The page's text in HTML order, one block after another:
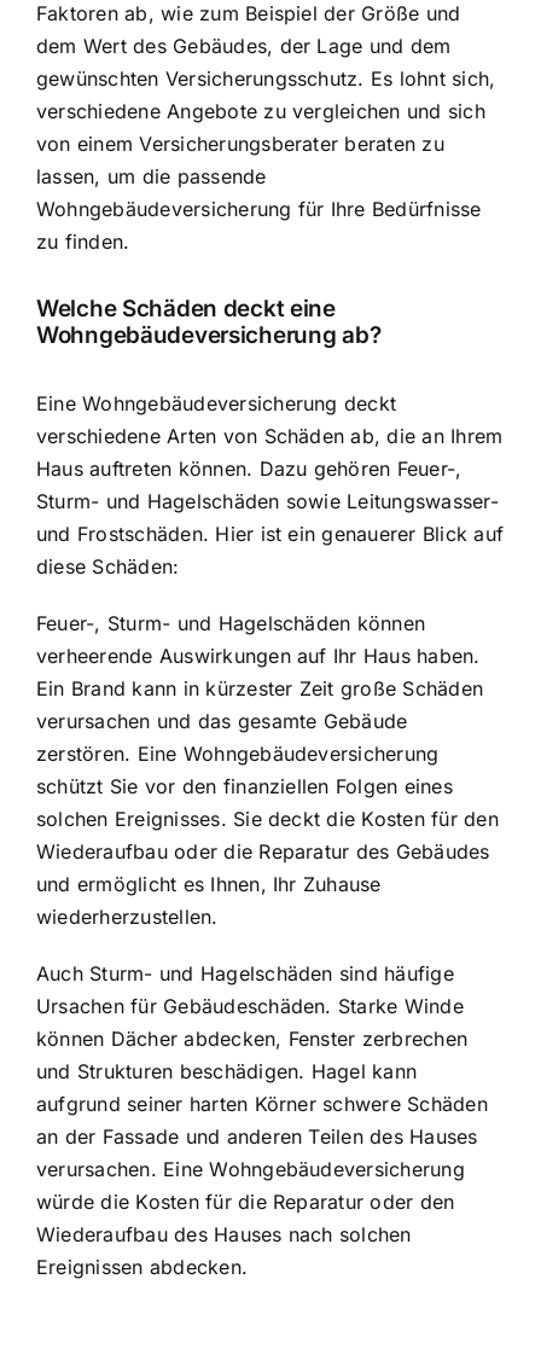
Faktoren ab, wie zum Beispiel der Größe und
dem Wert des Gebäudes, der Lage und dem
gewünschten Versicherungsschutz. Es lohnt sich,
verschiedene Angebote zu vergleichen und sich
von einem Versicherungsberater beraten zu
lassen, um die passende
Wohngebäudeversicherung für Ihre Bedürfnisse
zu finden.
Welche Schäden deckt eine
Wohngebäudeversicherung ab?
Eine Wohngebäudeversicherung deckt
verschiedene Arten von Schäden ab, die an Ihrem
Haus auftreten können. Dazu gehören Feuer-,
Sturm- und Hagelschäden sowie Leitungswasser-
und Frostschäden. Hier ist ein genauerer Blick auf
diese Schäden:
Feuer-, Sturm- und Hagelschäden können
verheerende Auswirkungen auf Ihr Haus haben.
Ein Brand kann in kürzester Zeit große Schäden
verursachen und das gesamte Gebäude
zerstören. Eine Wohngebäudeversicherung
schützt Sie vor den finanziellen Folgen eines
solchen Ereignisses. Sie deckt die Kosten für den
Wiederaufbau oder die Reparatur des Gebäudes
und ermöglicht es Ihnen, Ihr Zuhause
wiederherzustellen.
Auch Sturm- und Hagelschäden sind häufige
Ursachen für Gebäudeschäden. Starke Winde
können Dächer abdecken, Fenster zerbrechen
und Strukturen beschädigen. Hagel kann
aufgrund seiner harten Körner schwere Schäden
an der Fassade und anderen Teilen des Hauses
verursachen. Eine Wohngebäudeversicherung
würde die Kosten für die Reparatur oder den
Wiederaufbau des Hauses nach solchen
Ereignissen abdecken.